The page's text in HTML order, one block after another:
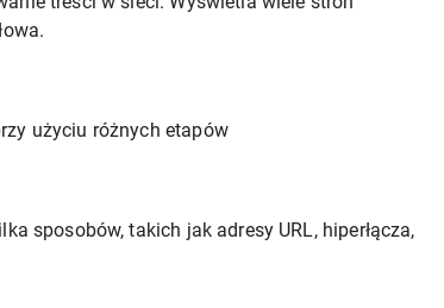
użyciu różnych etapów
sposobów, takich jak adresy URL, hiperłącza,